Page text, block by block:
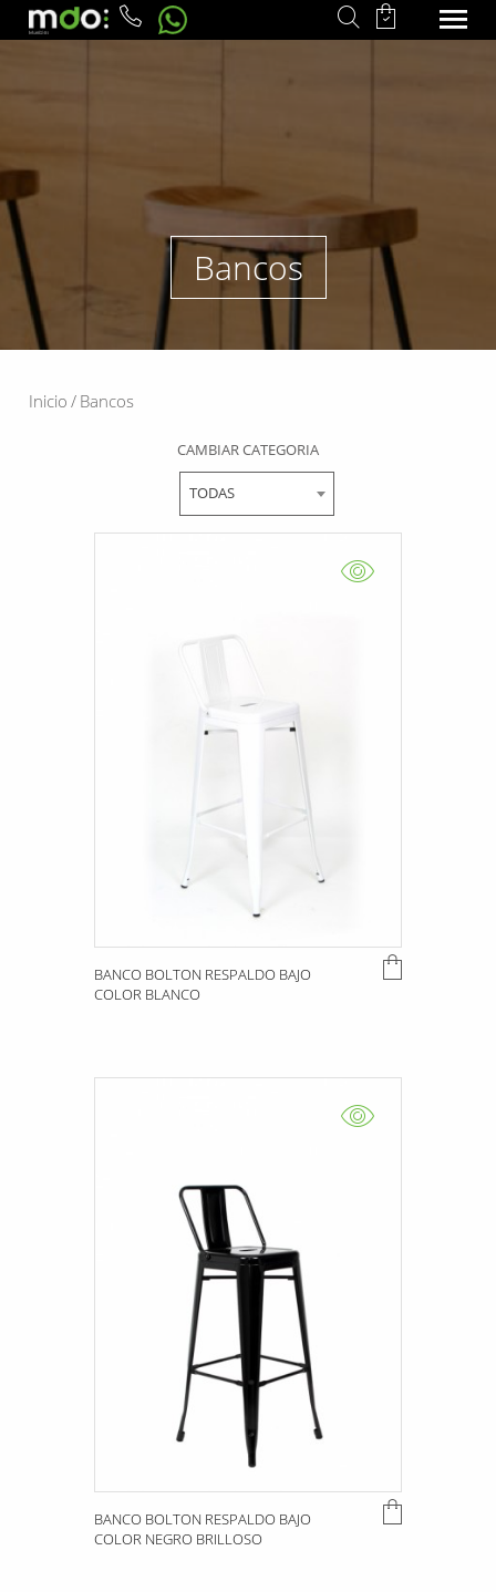
Bancos
Inicio / Bancos
CAMBIAR CATEGORIA
TODAS
BANCO BOLTON RESPALDO BAJO
COLOR BLANCO
BANCO BOLTON RESPALDO BAJO
COLOR NEGRO BRILLOSO